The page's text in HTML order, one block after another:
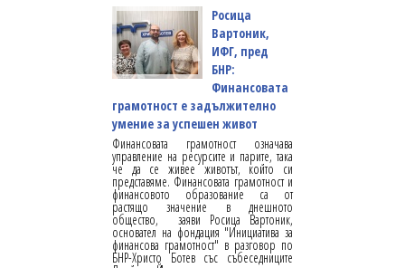
Росица
Вартоник,
ИФГ, пред
БНР:
Финансовата
грамотност е задължително
умение за успешен живот
Финансовата грамотност означава
управление на ресурсите и парите, така
че да се живее животът, който си
представяме. Финансовата грамотност и
финансовото образование са от
растящо значение в днешното
общество, заяви Росица Вартоник,
основател на фондация "Инициатива за
финансова грамотност" в разговор по
БНР-Христо Ботев със събеседниците